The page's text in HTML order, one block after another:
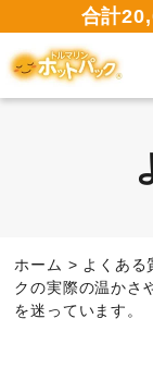
合計
資料請
ホーム > よくある
クの実際の温かさ
を迷っています。